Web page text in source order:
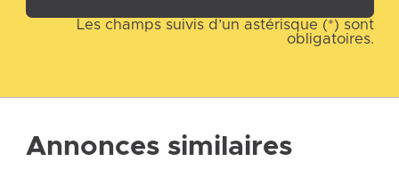
Les champs suivis d’un astérisque (*) sont
obligatoires.
Annonces similaires